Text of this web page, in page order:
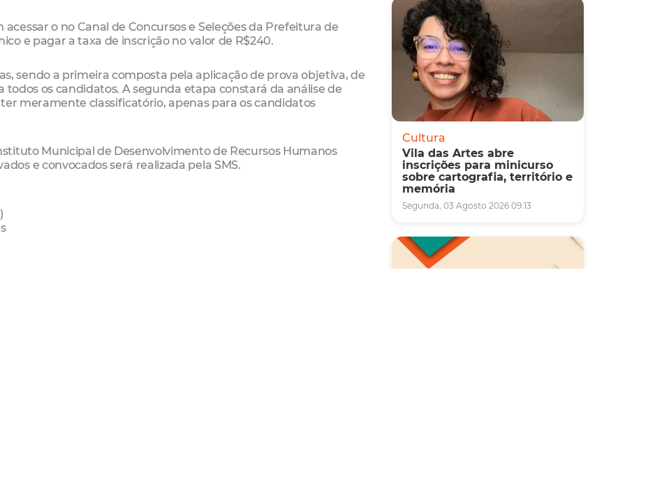
o no Canal de Concursos e Seleções da Prefeitura de
e pagar a taxa de inscrição no valor de R$240.
sendo a primeira composta pela aplicação de prova objetiva, de
os candidatos. A segunda etapa constará da análise de
meramente classificatório, apenas para os candidatos
Municipal de Desenvolvimento de Recursos Humanos
e convocados será realizada pela SMS.
Cultura
Vila das Artes abre
inscrições para minicurso
sobre cartografia, território e
memória
Segunda, 03 Agosto 2026 09:13